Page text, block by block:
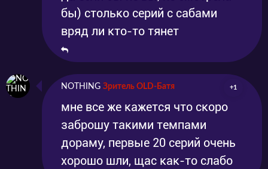
бы) столько серий с сабами
вряд ли кто-то тянет
NOTHING Зритель OLD-Батя +1
мне все же кажется что скоро
заброшу такими темпами
дораму, первые 20 серий очень
хорошо шли, щас как-то слабо